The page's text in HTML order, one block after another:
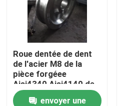
Maison
Roue dentée de dent
de l'acier M8 de la
pièce forgéee
Aisi4340 Aisi4140 de
la chaleur
envoyer une